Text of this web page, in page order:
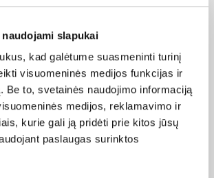
slapukai
kad galėtume suasmeninti turinį
visuomeninės medijos funkcijas ir
Be to, svetainės naudojimo informaciją
medijos, reklamavimo ir
kurie gali ją pridėti prie kitos jūsų
paslaugas surinktos
LEGO
Žaislas yra sertifikuotas ir
atitinka Europos Sąjungos
reikalavimus žaislams. CE
žymą rasite ant pakuotės.
Išsaugokite gamintojo ir
importuotojo rekvizitus
ateičiai. Jie nurodyti ant
pakuotės.